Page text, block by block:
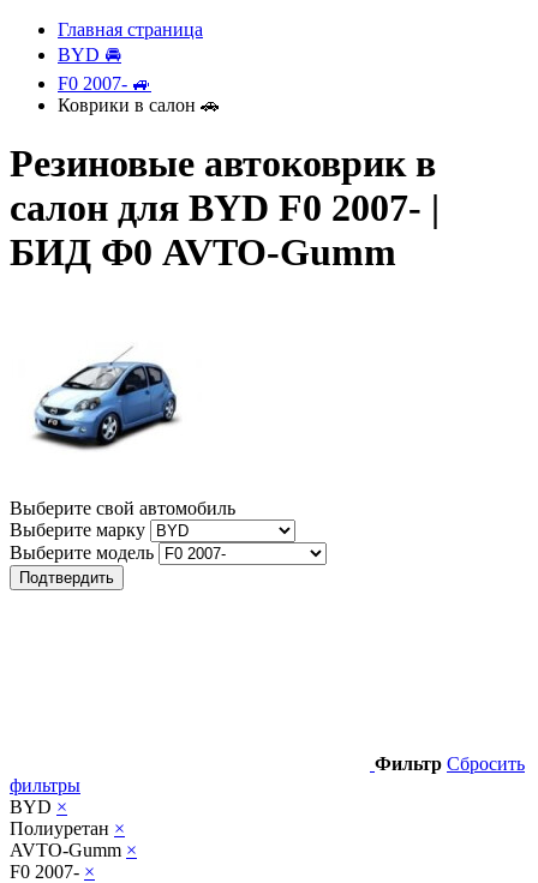
Главная страница
BYD 🚘
F0 2007- 🚙
Коврики в салон 🚗
Резиновые автоковрик в
салон для BYD F0 2007- |
БИД Ф0 AVTO-Gumm
Выберите свой автомобиль
Выберите марку
Выберите модель
Подтвердить
Фильтр Сбросить
фильтры
BYD ×
Полиуретан ×
AVTO-Gumm ×
F0 2007- ×